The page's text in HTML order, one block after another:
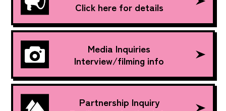
Click here for details
Media Inquiries
Interview/filming info
Partnership Inquiry